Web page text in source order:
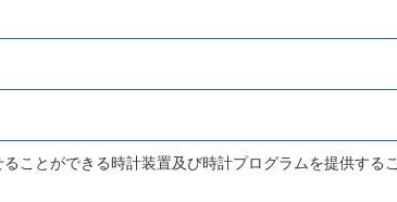
ことができる時計装置及び時計プログラムを提供するこ